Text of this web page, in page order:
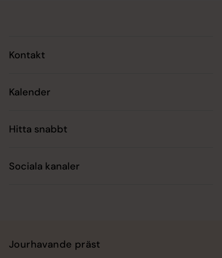
Kontakt
Kalender
Hitta snabbt
Sociala kanaler
Jourhavande präst